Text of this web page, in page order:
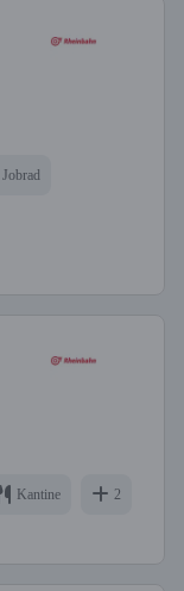
Jobrad
Kantine 2